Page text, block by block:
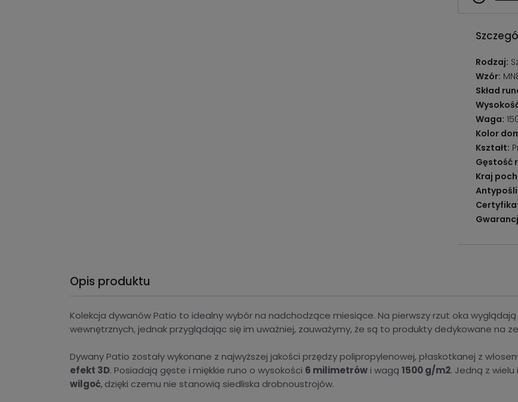
Rodzaj:
Wzór:
Skład
Waga:
Kolor
Kształt:
Gęstość
Kraj
Opis produktu
Kolekcja dywanów Patio to idealny wybór na nadchodzące miesiące. Na pierwszy rzut oka
wewnętrznych, jednak przyglądając się im uważniej, zauważymy, że są to produkty dedykowane na
Dywany Patio zostały wykonane z najwyższej jakości przędzy polipropylenowej, płaskotkanej z
efekt 3D. Posiadają gęste i miękkie runo o wysokości 6 milimetrów i wagą 1500 g/m2. Jedną z
wilgoć,dzięki czemu nie stanowią siedliska drobnoustrojów.